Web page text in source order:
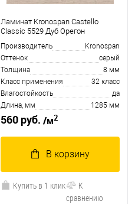
Ламинат Kronospan Castello
Classic 5529 Дуб Орегон
Производитель
Kronospan
Оттенок
серый
Толщина
8 мм
Класс применения
32 класс
Влагостойкость
да
Длина, мм
1285 мм
560 руб. /м2
В корзину
Купить в 1 клик
К
сравнению